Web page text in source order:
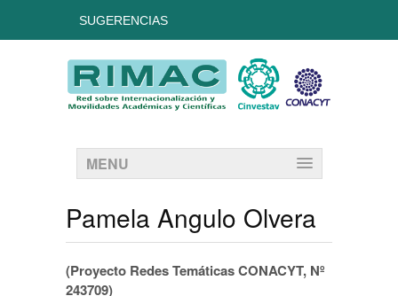
SUGERENCIAS
MENU
Pamela Angulo Olvera
(Proyecto Redes Temáticas CONACYT, Nº
243709)